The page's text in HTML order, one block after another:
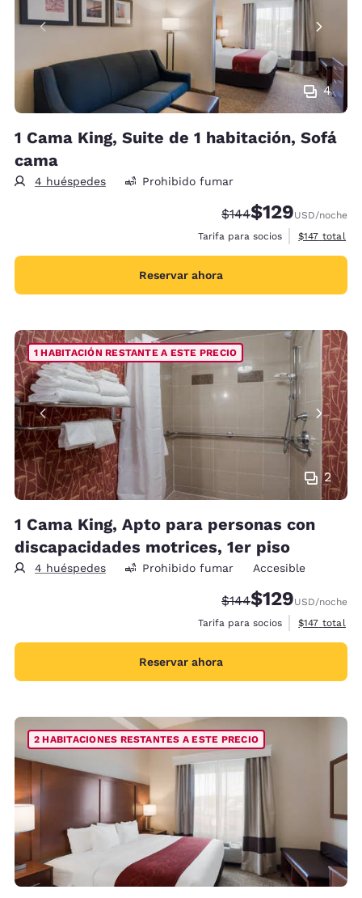
4
1 Cama King, Suite de 1 habitación, Sofá
cama
4 huéspedes Prohibido fumar
Precio tachado:
$144Precio con
$129USD/noche
Tarifa para socios
Ver detalles
$147 total
Reservar ahora
2
1 HABITACIÓN RESTANTE A ESTE PRECIO
1 Cama King, Apto para personas con
discapacidades motrices, 1er piso
4 huéspedes Prohibido fumar Accesible
Precio tachado:
$144Precio con
$129USD/noche
Tarifa para socios
Ver detalles
$147 total
Reservar ahora
2 HABITACIONES RESTANTES A ESTE PRECIO